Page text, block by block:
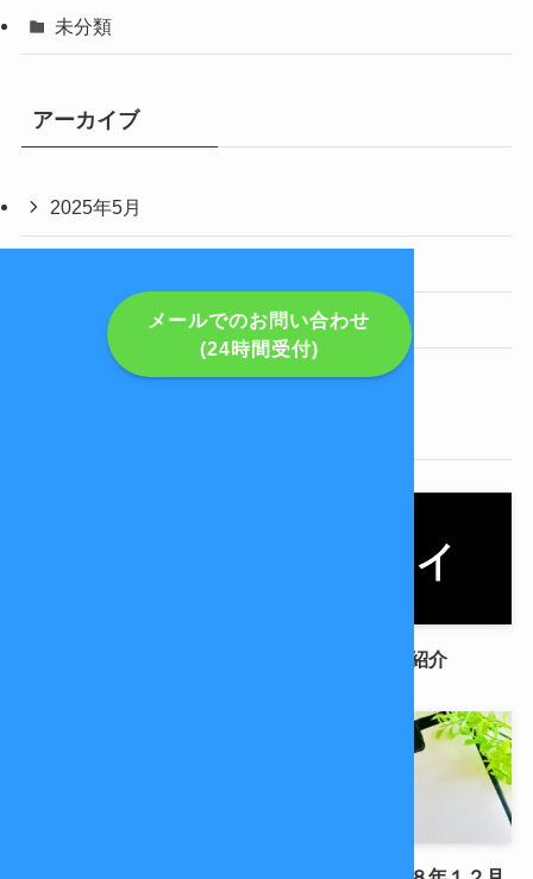
メールでのお問い合わせ
(24時間受付)
未分類
アーカイブ
2025年5月
2024年2月
爆サイの事例の紹介